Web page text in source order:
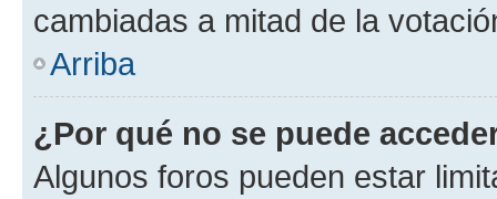
cambiadas a mitad de la
Arriba
¿Por qué no se puede
Algunos foros pueden estar